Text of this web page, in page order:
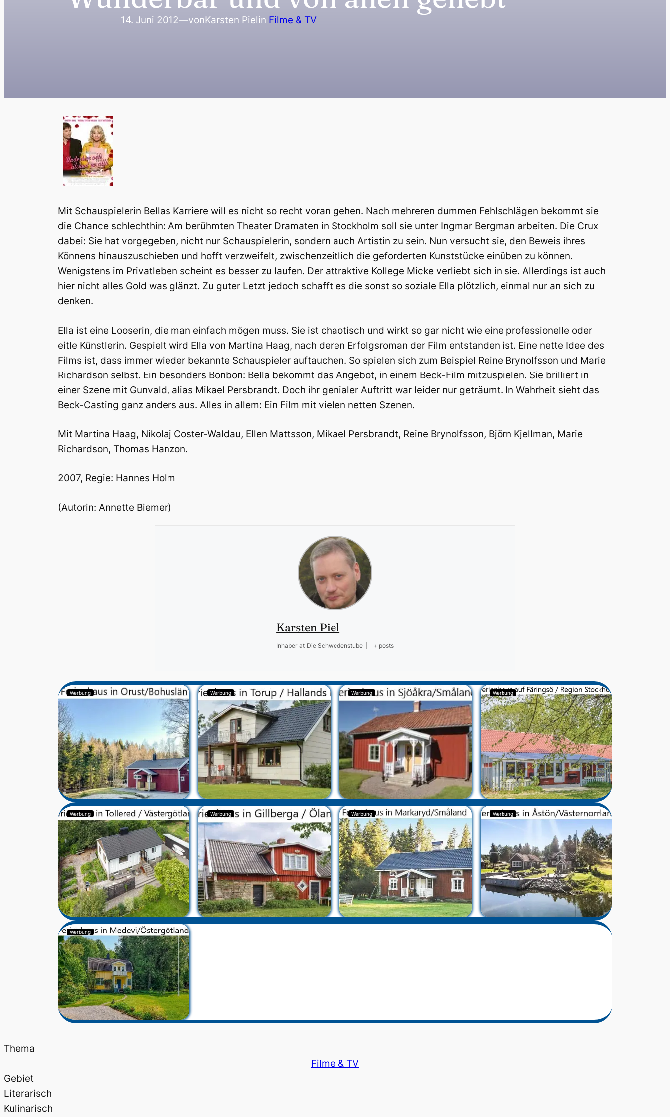
14. Juni 2012—vonKarsten Pielin Filme & TV
Mit Schauspielerin Bellas Karriere will es nicht so recht voran gehen. Nach mehreren dummen Fehlschlägen bekommt sie
die Chance schlechthin: Am berühmten Theater Dramaten in Stockholm soll sie unter Ingmar Bergman arbeiten. Die Crux
dabei: Sie hat vorgegeben, nicht nur Schauspielerin, sondern auch Artistin zu sein. Nun versucht sie, den Beweis ihres
Könnens hinauszuschieben und hofft verzweifelt, zwischenzeitlich die geforderten Kunststücke einüben zu können.
Wenigstens im Privatleben scheint es besser zu laufen. Der attraktive Kollege Micke verliebt sich in sie. Allerdings ist auch
hier nicht alles Gold was glänzt. Zu guter Letzt jedoch schafft es die sonst so soziale Ella plötzlich, einmal nur an sich zu
denken.
Ella ist eine Looserin, die man einfach mögen muss. Sie ist chaotisch und wirkt so gar nicht wie eine professionelle oder
eitle Künstlerin. Gespielt wird Ella von Martina Haag, nach deren Erfolgsroman der Film entstanden ist. Eine nette Idee des
Films ist, dass immer wieder bekannte Schauspieler auftauchen. So spielen sich zum Beispiel Reine Brynolfsson und Marie
Richardson selbst. Ein besonders Bonbon: Bella bekommt das Angebot, in einem Beck-Film mitzuspielen. Sie brilliert in
einer Szene mit Gunvald, alias Mikael Persbrandt. Doch ihr genialer Auftritt war leider nur geträumt. In Wahrheit sieht das
Beck-Casting ganz anders aus. Alles in allem: Ein Film mit vielen netten Szenen.
Mit Martina Haag, Nikolaj Coster-Waldau, Ellen Mattsson, Mikael Persbrandt, Reine Brynolfsson, Björn Kjellman, Marie
Richardson, Thomas Hanzon.
2007, Regie: Hannes Holm
(Autorin: Annette Biemer)
Karsten Piel
Inhaber at Die Schwedenstube + posts
Werbung Werbung Werbung Werbung
Werbung Werbung Werbung Werbung
Werbung
Thema
Filme & TV
Gebiet
Literarisch
Kulinarisch